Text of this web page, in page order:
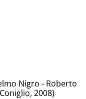
Nigro - Roberto
2008)